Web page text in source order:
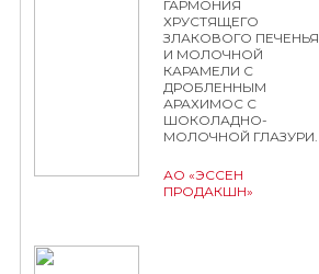
ГАРМОНИЯ
ХРУСТЯЩЕГО
ЗЛАКОВОГО ПЕЧЕНЬЯ
И МОЛОЧНОЙ
КАРАМЕЛИ С
ДРОБЛЕННЫМ
АРАХИМОС С
ШОКОЛАДНО-
МОЛОЧНОЙ ГЛАЗУРИ.
АО «ЭССЕН
ПРОДАКШН»